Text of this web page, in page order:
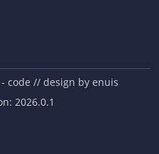
code // design by enuis
2026.0.1